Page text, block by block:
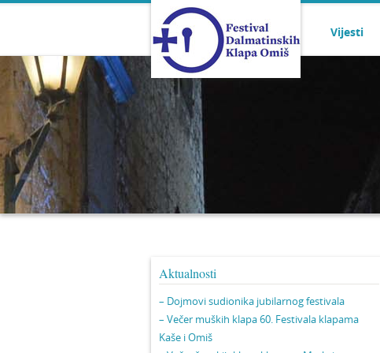
Vijesti
Aktualnosti
– Dojmovi sudionika jubilarnog festivala
– Večer muških klapa 60. Festivala klapama
Kaše i Omiš